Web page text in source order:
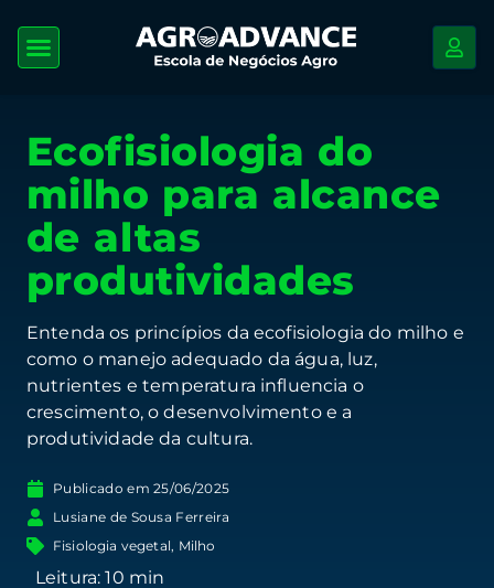
Ecofisiologia do
milho para alcance
de altas
produtividades
Entenda os princípios da ecofisiologia do milho e
como o manejo adequado da água, luz,
nutrientes e temperatura influencia o
crescimento, o desenvolvimento e a
produtividade da cultura.
Publicado em 25/06/2025
Lusiane de Sousa Ferreira
Fisiologia vegetal, Milho